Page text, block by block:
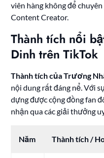
viên hàng không để
Content Creator.
Thành tích nổi
Dinh trên TikTok
Thành tích của Trương
nội dung rất đáng nể. Với
dựng được cộng đồng fan
nhận qua các giải thưởng
Năm Thành tích /